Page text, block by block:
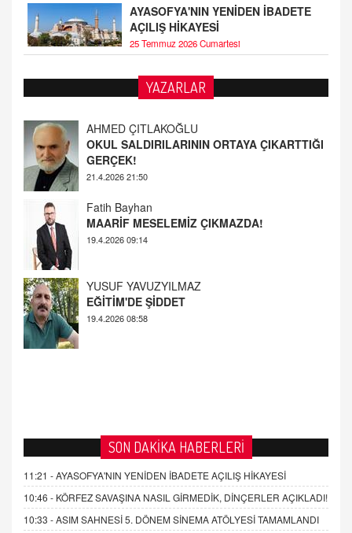
AYASOFYA'NIN YENİDEN İBADETE
AÇILIŞ HİKAYESİ
25 Temmuz 2026 Cumartesi
YAZARLAR
Fatih Bayhan
MAARİF MESELEMİZ ÇIKMAZDA!
19.4.2026 09:14
YUSUF YAVUZYILMAZ
EĞİTİM'DE ŞİDDET
19.4.2026 08:58
AHMED ÇITLAKOĞLU
OKUL SALDIRILARININ ORTAYA ÇIKARTTIĞI
GERÇEK!
SON DAKİKA HABERLERİ
11:21 -AYASOFYA'NIN YENİDEN İBADETE AÇILIŞ HİKAYESİ
10:46 - KÖRFEZ SAVAŞINA NASIL GİRMEDİK, DİNÇERLER AÇIKLADI!
10:33 -ASIM SAHNESİ 5. DÖNEM SİNEMA ATÖLYESİ TAMAMLANDI